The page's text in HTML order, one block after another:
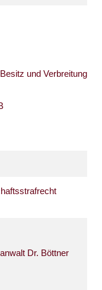
und Verbreitung
Dr. Böttner